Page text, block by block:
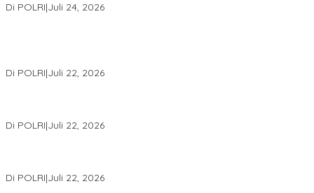
Di POLRI|Juli 24, 2026
Di POLRI|Juli 22, 2026
Di POLRI|Juli 22, 2026
Di POLRI|Juli 22, 2026